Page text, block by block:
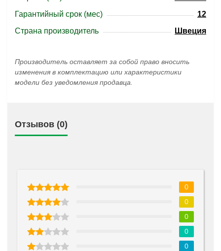
Гарантийный срок (мес)
12
Страна производитель
Швеция
Производитель оставляет за собой право вносить
изменения в комплектацию или характеристики
модели без уведомления продавца.
Отзывов (0)
0
0
0
0
0